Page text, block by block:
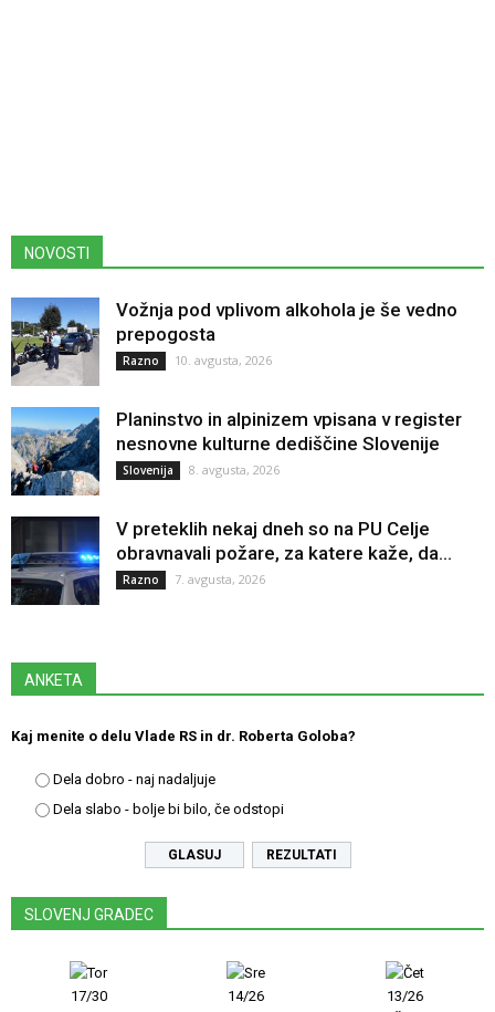
NOVOSTI
Vožnja pod vplivom alkohola je še vedno
prepogosta
Razno 10. avgusta, 2026
Planinstvo in alpinizem vpisana v register
nesnovne kulturne dediščine Slovenije
Slovenija 8. avgusta, 2026
V preteklih nekaj dneh so na PU Celje
obravnavali požare, za katere kaže, da...
Razno 7. avgusta, 2026
ANKETA
Kaj menite o delu Vlade RS in dr. Roberta Goloba?
Dela dobro - naj nadaljuje
Dela slabo - bolje bi bilo, če odstopi
REZULTATI
SLOVENJ GRADEC
17/30
14/26
13/26